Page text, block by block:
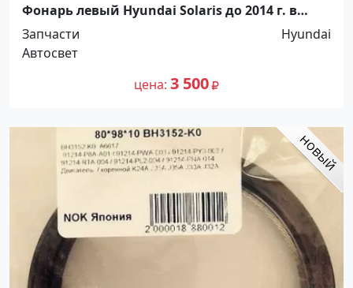
Фонарь левый Hyundai Solaris до 2014 г. в
Краснодар
Запчасти
Hyundai
Автосвет
цена 3 500